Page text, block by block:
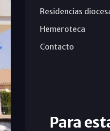
Residencias
Hemeroteca
Contacto
Para